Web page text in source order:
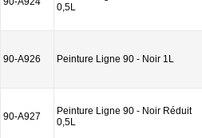
0,5L
90-A926 Peinture Ligne 90 - Noir 1L
90-A927
Peinture Ligne 90 - Noir Réduit
0,5L